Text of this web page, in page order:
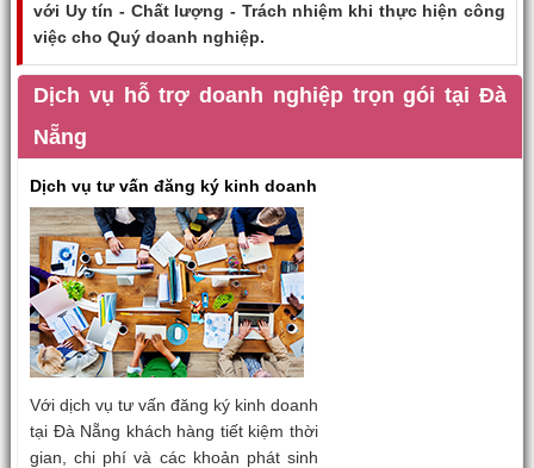
với Uy tín - Chất lượng - Trách nhiệm khi thực hiện công
việc cho Quý doanh nghiệp.
Dịch vụ hỗ trợ doanh nghiệp trọn gói tại Đà
Nẵng
Dịch vụ tư vấn đăng ký kinh doanh
Với dịch vụ tư vấn đăng ký kinh doanh
tại Đà Nẵng khách hàng tiết kiệm thời
gian, chi phí và các khoản phát sinh